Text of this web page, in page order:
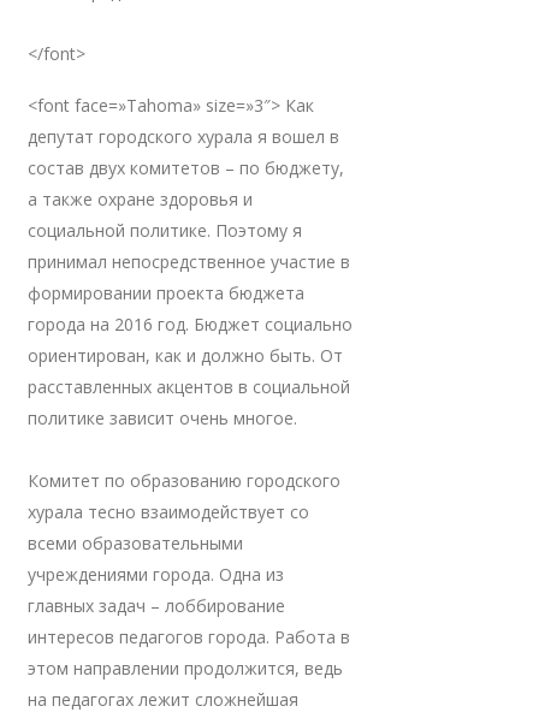
</font>
<font face=»Tahoma» size=»3″> Как
депутат городского хурала я вошел в
состав двух комитетов – по бюджету,
а также охране здоровья и
социальной политике. Поэтому я
принимал непосредственное участие в
формировании проекта бюджета
города на 2016 год. Бюджет социально
ориентирован, как и должно быть. От
расставленных акцентов в социальной
политике зависит очень многое.
Комитет по образованию городского
хурала тесно взаимодействует со
всеми образовательными
учреждениями города. Одна из
главных задач – лоббирование
интересов педагогов города. Работа в
этом направлении продолжится, ведь
на педагогах лежит сложнейшая